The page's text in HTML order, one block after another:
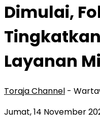
Dimulai,
Layanan
Toraja Channel -
Jumat, 14 November